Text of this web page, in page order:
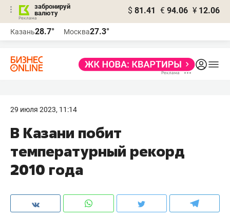
забронируй
валюту
$ 81.41 € 94.06 ¥ 12.06
Казань28.7° Москва27.3°
29 июля 2023, 11:14
В Казани побит
температурный рекорд
2010 года